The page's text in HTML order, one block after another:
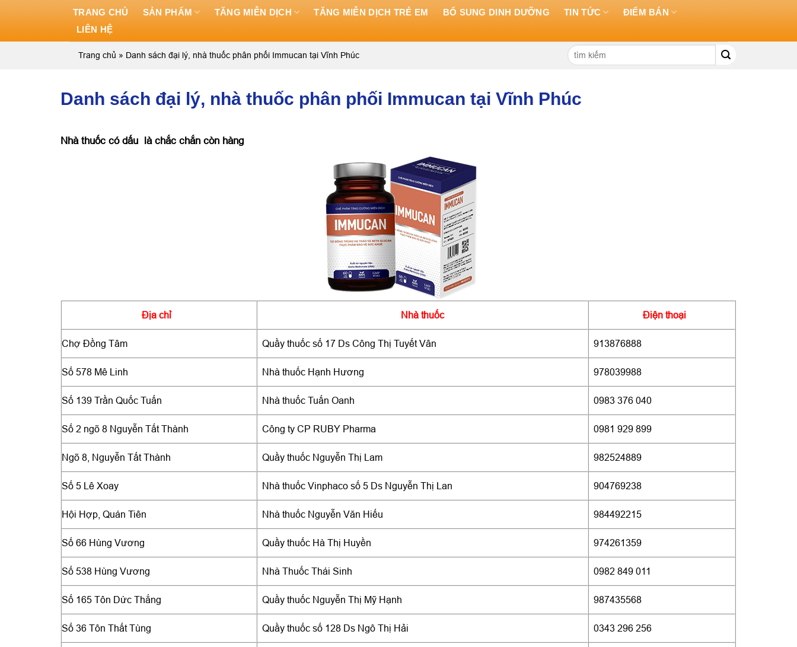
TRANG CHỦ SẢN PHẨM TĂNG MIỄN DỊCH TĂNG MIỄN DỊCH TRẺ EM BỔ SUNG DINH DƯỠNG TIN TỨC
ĐIỂM BÁN
LIÊN HỆ
Trang chủ » Danh sách đại lý, nhà thuốc phân phối Immucan tại Vĩnh Phúc
Tìm
kiếm:
Danh sách đại lý, nhà thuốc phân phối Immucan tại Vĩnh Phúc
Nhà thuốc có dấu là chắc chắn còn hàng
Địa chỉ Nhà thuốc Điện thoại
Chợ Đồng Tâm Quầy thuốc số 17 Ds Công Thị Tuyết Vân 913876888
Số 578 Mê Linh Nhà thuốc Hạnh Hương 978039988
Số 139 Trần Quốc Tuấn Nhà thuốc Tuấn Oanh 0983 376 040
Số 2 ngõ 8 Nguyễn Tất Thành Công ty CP RUBY Pharma 0981 929 899
Ngõ 8, Nguyễn Tất Thành Quầy thuốc Nguyễn Thị Lam 982524889
Số 5 Lê Xoay Nhà thuốc Vinphaco số 5 Ds Nguyễn Thị Lan 904769238
Hội Hợp, Quán Tiên Nhà thuốc Nguyễn Văn Hiếu 984492215
Số 66 Hùng Vương Quầy thuốc Hà Thị Huyền 974261359
Số 538 Hùng Vương Nhà Thuốc Thái Sinh 0982 849 011
Số 165 Tôn Dức Thắng Quầy thuốc Nguyễn Thị Mỹ Hạnh 987435568
Số 36 Tôn Thất Tùng Quầy thuốc số 128 Ds Ngô Thị Hải 0343 296 256